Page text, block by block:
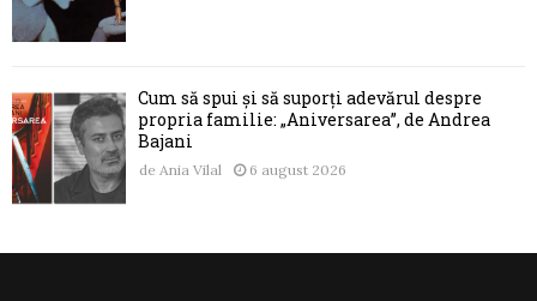
Cum să spui și să suporți adevărul despre
propria familie: „Aniversarea”, de Andrea
Bajani
de Ania Vilal 6 august 2026